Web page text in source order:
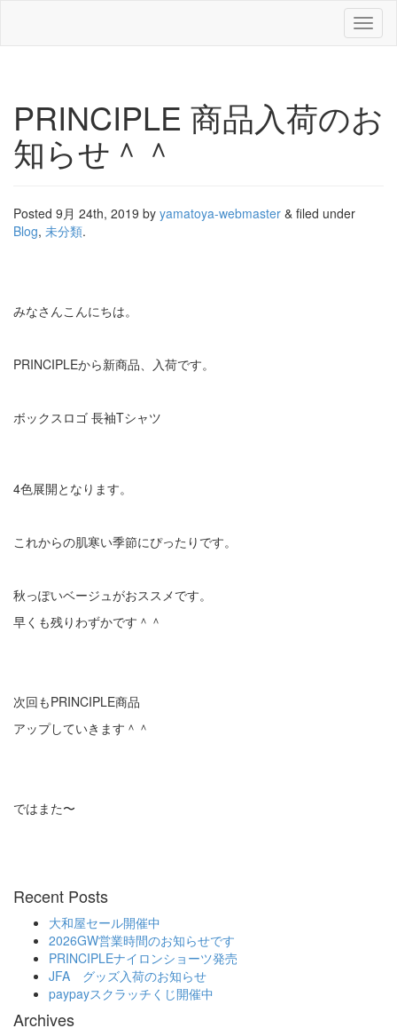
PRINCIPLE 商品入荷のお
知らせ＾＾
Posted 9月 24th, 2019 by yamatoya-webmaster & filed under
Blog, 未分類.
みなさんこんにちは。
PRINCIPLEから新商品、入荷です。
ボックスロゴ 長袖Tシャツ
4色展開となります。
これからの肌寒い季節にぴったりです。
秋っぽいベージュがおススメです。
早くも残りわずかです＾＾
次回もPRINCIPLE商品
アップしていきます＾＾
ではまた〜
Recent Posts
大和屋セール開催中
2026GW営業時間のお知らせです
PRINCIPLEナイロンショーツ発売
JFA グッズ入荷のお知らせ
paypayスクラッチくじ開催中
Archives